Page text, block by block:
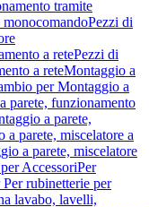
tramite
Pezzi di
a retePezzi di
a reteMontaggio a
per Montaggio a
parete, funzionamento
a parete,
a parete, miscelatore a
a parete, miscelatore
AccessoriPer
rubinetterie per
lavabo, lavelli,